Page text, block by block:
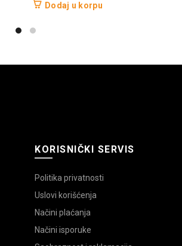
Dodaj u korpu
KORISNIČKI SERVIS
Politika privatnosti
Uslovi korišćenja
Načini plaćanja
Načini isporuke